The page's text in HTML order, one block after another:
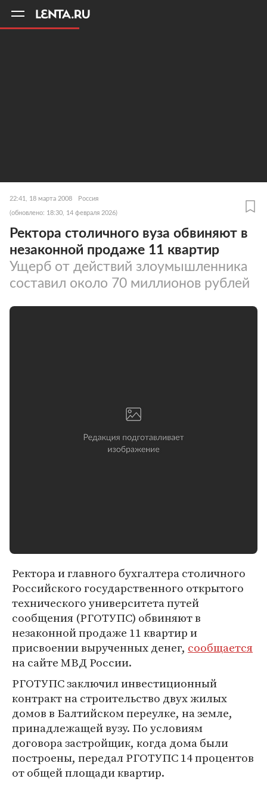
22:41, 18 марта 2008 Россия
(обновлено: 18:30, 14 февраля 2026)
Ректора столичного вуза обвиняют в
незаконной продаже 11 квартир
Ущерб от действий злоумышленника
составил около 70 миллионов рублей
Ректора и главного бухгалтера столичного
Российского государственного открытого
технического университета путей
сообщения (РГОТУПС) обвиняют в
незаконной продаже 11 квартир и
присвоении вырученных денег, сообщается
на сайте МВД России.
РГОТУПС заключил инвестиционный
контракт на строительство двух жилых
домов в Балтийском переулке, на земле,
принадлежащей вузу. По условиям
договора застройщик, когда дома были
построены, передал РГОТУПС 14 процентов
от общей площади квартир.